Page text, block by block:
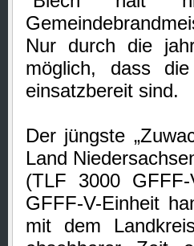
Nur durch die
möglich, dass
einsatzbereit sind.
Der jüngste
Land
(TLF 3000
GFFF-V-Einheit
mit dem